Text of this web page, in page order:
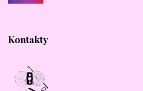
Kontakty